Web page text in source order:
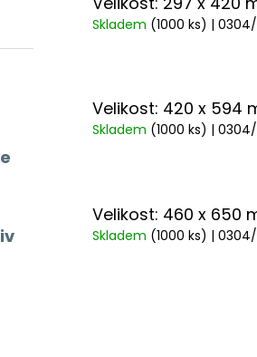
Skladem (1000 ks) |
Velikost: 420 x 594
Skladem (1000 ks) |
Velikost: 460 x 650
Skladem (1000 ks) | 0304/